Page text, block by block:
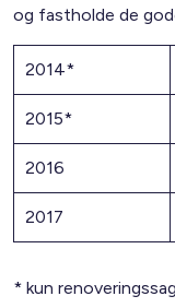
og fastholde de
2014*
2015*
2016
2017
* kun